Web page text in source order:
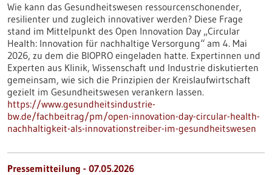
Wie kann das Gesundheitswesen ressourcenschonender,
resilienter und zugleich innovativer werden? Diese Frage
stand im Mittelpunkt des Open Innovation Day „Circular
Health: Innovation für nachhaltige Versorgung“ am 4. Mai
2026, zu dem die BIOPRO eingeladen hatte. Expertinnen und
Experten aus Klinik, Wissenschaft und Industrie diskutierten
gemeinsam, wie sich die Prinzipien der Kreislaufwirtschaft
gezielt im Gesundheitswesen verankern lassen.
https://www.gesundheitsindustrie-
bw.de/fachbeitrag/pm/open-innovation-day-circular-health-
nachhaltigkeit-als-innovationstreiber-im-gesundheitswesen
Pressemitteilung - 07.05.2026